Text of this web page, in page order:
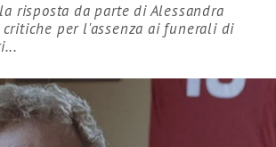
risposta da parte di Alessandra
per l'assenza ai funerali di